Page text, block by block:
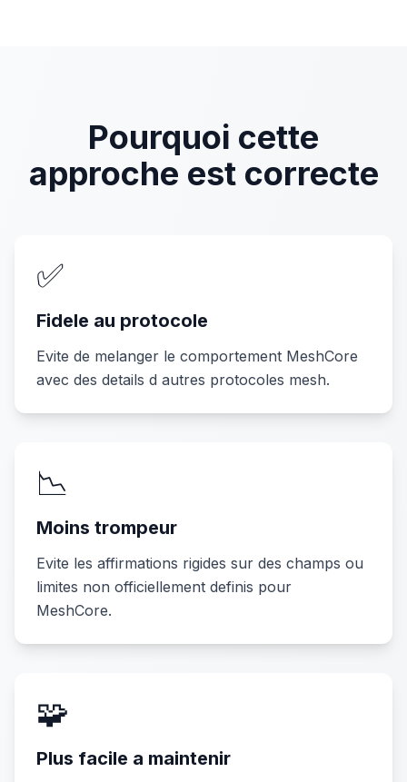
Pourquoi cette
approche est correcte
✅
Fidele au protocole
Evite de melanger le comportement MeshCore
avec des details d autres protocoles mesh.
📉
Moins trompeur
Evite les affirmations rigides sur des champs ou
limites non officiellement definis pour
MeshCore.
🧩
Plus facile a maintenir